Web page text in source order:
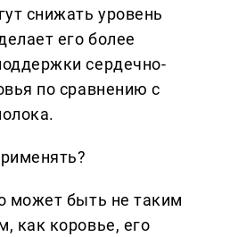
снижать уровень
его более
сердечно-
по сравнению с
может быть не таким
как коровье, его